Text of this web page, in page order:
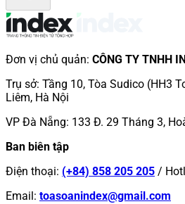
Đơn vị chủ quản: CÔNG TY TNHH
Trụ sở: Tầng 10, Tòa Sudico (HH3
Liêm, Hà Nội
VP Đà Nẵng: 133 Đ. 29 Tháng 3,
Ban biên tập
Điện thoại: (+84) 858 205 205 /
Email: toasoanindex@gmail.com